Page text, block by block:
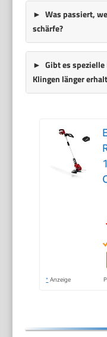
Was passiert,
schärfe?
Gibt es
Klingen länger
* Anzeige